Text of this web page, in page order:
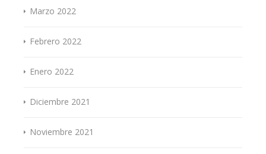
Marzo 2022
Febrero 2022
Enero 2022
Diciembre 2021
Noviembre 2021